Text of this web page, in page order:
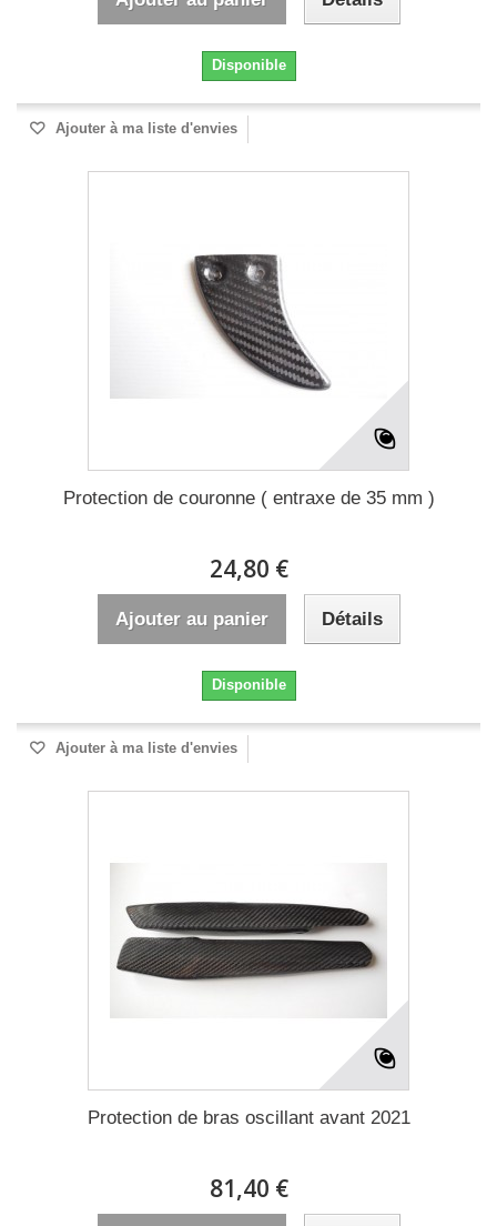
Disponible
Ajouter à ma liste d'envies
Protection de couronne ( entraxe de 35 mm )
24,80 €
Ajouter au panier Détails
Disponible
Ajouter à ma liste d'envies
Protection de bras oscillant avant 2021
81,40 €